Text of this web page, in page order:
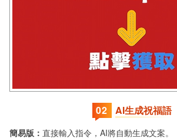
02 AI生成祝福語
簡易版： 直接輸入指令，AI將自動生成文案。